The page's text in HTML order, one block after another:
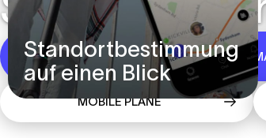
SHOP KINDER-
MOBILE PLÄNE
Standortbestimmung
auf einen Blick